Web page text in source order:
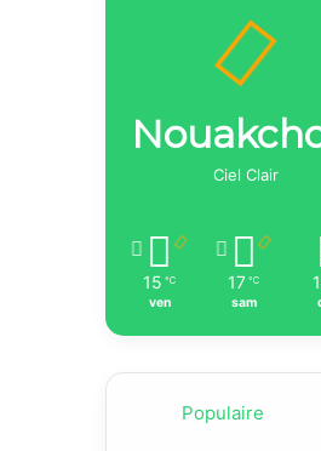
Ciel Clair
15 ℃
ven
17 ℃
sam
Populaire